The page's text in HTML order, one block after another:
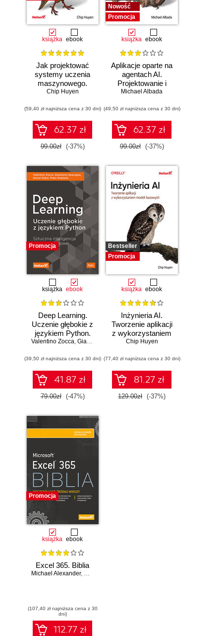
książka ebook
Jak projektować
systemy uczenia
maszynowego.
Iteracyjne
gotowych do pracy
Chip Huyen
(59,40 zł najniższa cena z 30 dni)
62.37 zł
99.00zł (-37%)
Nowość
Promocja
książka ebook
Aplikacje oparte na
agentach AI.
Projektowanie i
wdrażanie
wieloagentowych
Michael Albada
(49,50 zł najniższa cena z 30 dni)
62.37 zł
99.00zł (-37%)
Promocja
książka ebook
Deep Learning.
Uczenie głębokie z
językiem Python.
Sztuczna
neuronowe
Valentino Zocca, Gianmario Spacagna ,Daniel Slater
(39,50 zł najniższa cena z 30 dni)
41.87 zł
79.00zł (-47%)
Bestseller
Promocja
książka ebook
Inżynieria AI.
Tworzenie aplikacji
z wykorzystaniem
modeli bazowych
Chip Huyen
(77,40 zł najniższa cena z 30 dni)
81.27 zł
129.00zł (-37%)
Promocja
książka ebook
Excel 365. Biblia
Michael Alexander, Dick Kusleika
(107,40 zł najniższa cena z 30
dni)
112.77 zł